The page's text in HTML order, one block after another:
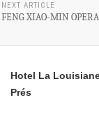
NEXT ARTICLE
FENG XIAO-MIN
Hotel La
Prés